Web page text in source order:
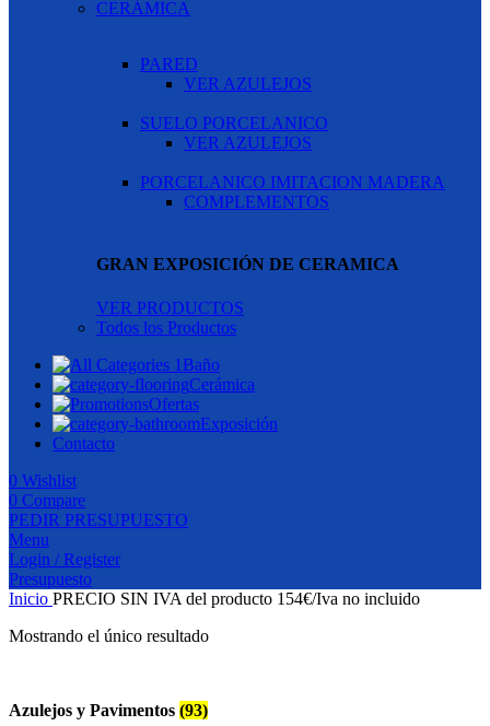
CERÁMICA
PARED
VER AZULEJOS
SUELO PORCELANICO
VER AZULEJOS
PORCELANICO IMITACION MADERA
COMPLEMENTOS
GRAN EXPOSICIÓN DE CERAMICA
VER PRODUCTOS
Todos los Productos
Baño
Cerámica
Ofertas
Exposición
Contacto
0 Wishlist
0 Compare
PEDIR PRESUPUESTO
Menu
Login / Register
Presupuesto
Inicio PRECIO SIN IVA del producto 154€/Iva no incluido
Mostrando el único resultado
Azulejos y Pavimentos (93)